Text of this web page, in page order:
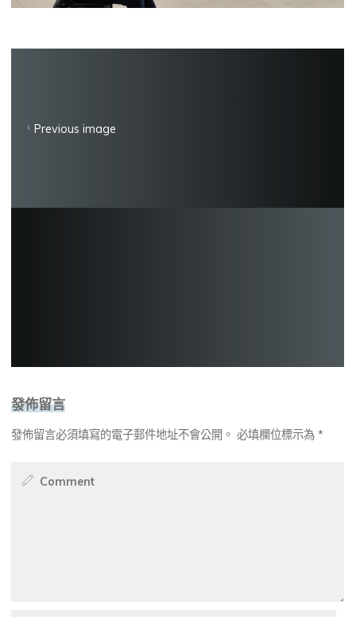
Previous image
發佈留言
發佈留言必須填寫的電子郵件地址不會公開。 必填欄位標示為*